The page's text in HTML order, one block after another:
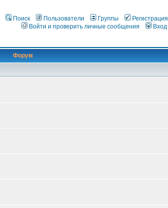
Поиск Пользователи Группы Регистрация
Войти и проверить личные сообщения
Вход
Форум